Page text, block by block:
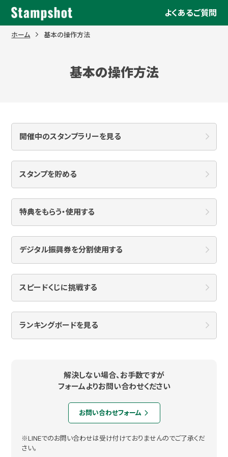
Skip
content
よくあるご質問
ホーム 基本の操作方法
基本の操作方法
開催中のスタンプラリーを見る
スタンプを貯める
特典をもらう・使用する
デジタル振興券を分割使用する
スピードくじに挑戦する
ランキングボードを見る
解決しない場合、お手数ですが
フォームよりお問い合わせください
お問い合わせフォーム arrow_forward_ios
※LINEでのお問い合わせは受け付けておりませんのでご了承くだ
さい。